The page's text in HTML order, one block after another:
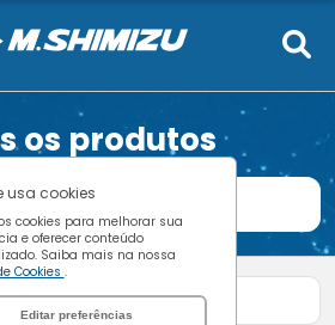
usa cookies
cookies para melhorar sua
e oferecer conteúdo
Saiba mais na nossa
Cookies .
Editar preferências
os produtos
Filtrar produtos